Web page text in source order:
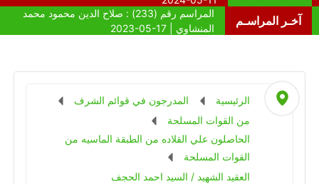
آخـر المراسـم
الرئيسية
المدرجون في قوائم الشرف
من القوات المسلحة
الحاصلون علي القلاده من الطبقة الماسيه من
القوات المسلحة
العقيد الشهيد / السيد احمد الحجف